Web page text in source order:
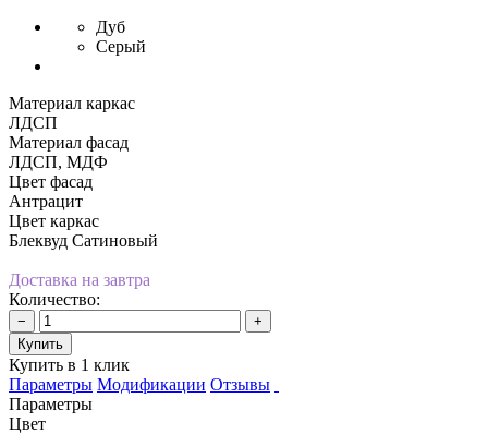
Дуб
Серый
Материал каркас
ЛДСП
Материал фасад
ЛДСП, МДФ
Цвет фасад
Антрацит
Цвет каркас
Блеквуд Сатиновый
Доставка на завтра
Количество:
−
+
Купить
Купить в 1 клик
Параметры Модификации Отзывы
Параметры
Цвет